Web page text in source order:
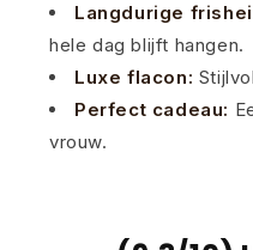
Langdurige
hele dag blijft hangen.
Luxe flacon:
Perfect cadeau:
vrouw.